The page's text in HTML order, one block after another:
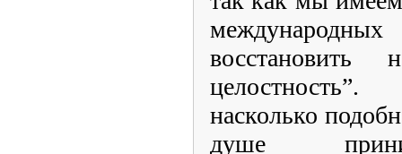
восстановить
насколько
душе